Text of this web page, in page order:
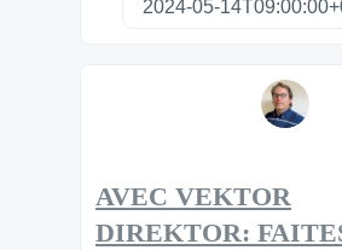
AVEC VEKTOR
DIREKTOR: